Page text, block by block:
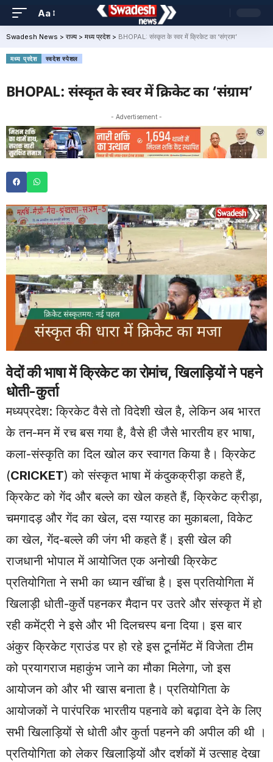
Aa
Swadesh News > राज्य> मध्य प्रदेश> BHOPAL: संस्कृत के स्वर में क्रिकेट का ‘संग्राम’
मध्य प्रदेश स्वदेश स्पेशल
BHOPAL: संस्कृत के स्वर में क्रिकेट का ‘संग्राम’
- Advertisement -
वेदों की भाषा में क्रिकेट का रोमांच, खिलाड़ियों ने पहने
धोती-कुर्ता
मध्यप्रदेश: क्रिकेट वैसे तो विदेशी खेल है, लेकिन अब भारत
के तन-मन में रच बस गया है, वैसे ही जैसे भारतीय हर भाषा,
कला-संस्कृति का दिल खोल कर स्वागत किया है। क्रिकेट
(CRICKET) को संस्कृत भाषा में कंदुकक्रीड़ा कहते हैं,
क्रिकेट को गेंद और बल्ले का खेल कहते हैं, क्रिकेट क्रीड़ा,
चमगादड़ और गेंद का खेल, दस ग्यारह का मुकाबला, विकेट
का खेल, गेंद-बल्ले की जंग भी कहते हैं। इसी खेल की
राजधानी भोपाल में आयोजित एक अनोखी क्रिकेट
प्रतियोगिता ने सभी का ध्यान खींचा है। इस प्रतियोगिता में
खिलाड़ी धोती-कुर्ते पहनकर मैदान पर उतरे और संस्कृत में हो
रही कमेंट्री ने इसे और भी दिलचस्प बना दिया। इस बार
अंकुर क्रिकेट ग्राउंड पर हो रहे इस टूर्नामेंट में विजेता टीम
को प्रयागराज महाकुंभ जाने का मौका मिलेगा, जो इस
आयोजन को और भी खास बनाता है। प्रतियोगिता के
आयोजकों ने पारंपरिक भारतीय पहनावे को बढ़ावा देने के लिए
सभी खिलाड़ियों से धोती और कुर्ता पहनने की अपील की थी ।
प्रतियोगिता को लेकर खिलाड़ियों और दर्शकों में उत्साह देखा